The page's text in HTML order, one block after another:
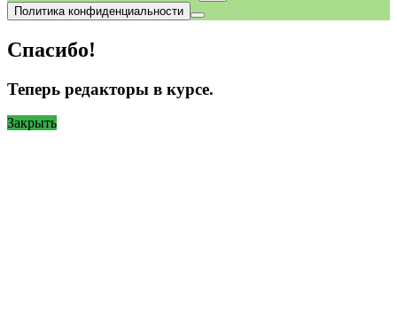
Политика конфиденциальности
Спасибо!
Теперь редакторы в курсе.
Закрыть